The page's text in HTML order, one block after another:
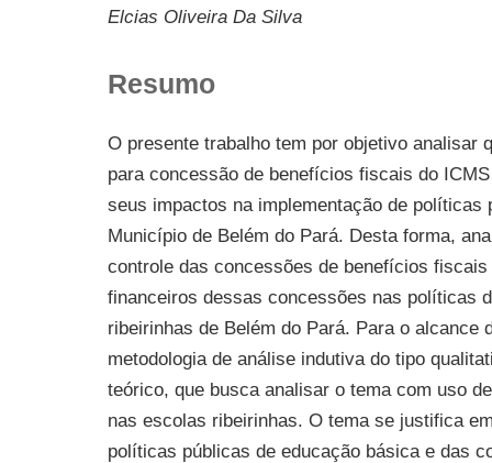
Elcias Oliveira Da Silva
Resumo
O presente trabalho tem por objetivo analisar
para concessão de benefícios fiscais do
seus impactos na implementação de políticas
Município de Belém do Pará. Desta forma,
controle das concessões de benefícios
financeiros dessas concessões nas políticas
ribeirinhas de Belém do Pará. Para o alcance
metodologia de análise indutiva do tipo
teórico, que busca analisar o tema com uso
nas escolas ribeirinhas. O tema se justifica
políticas públicas de educação básica e das